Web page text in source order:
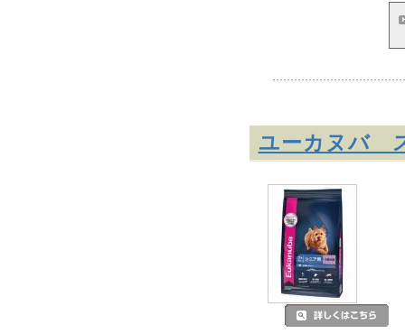
ユーカヌバ